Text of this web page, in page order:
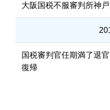
大阪国税不服審判所神
国税審判官任期満了退
復帰